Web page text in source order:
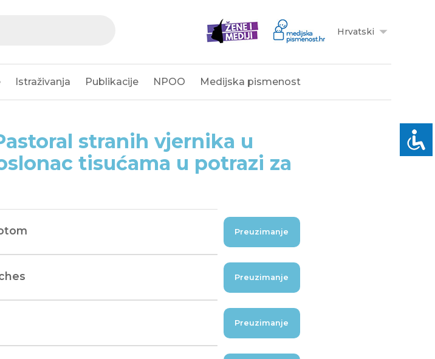
Hrvatski
Istraživanja Publikacije NPOO Medijska pismenost
stranih vjernika u
tisućama u potrazi za
Preuzimanje
Preuzimanje
Preuzimanje